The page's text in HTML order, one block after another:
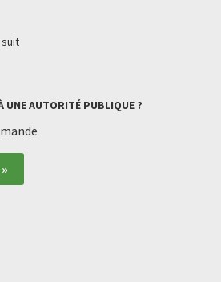
UNE AUTORITÉ PUBLIQUE ?